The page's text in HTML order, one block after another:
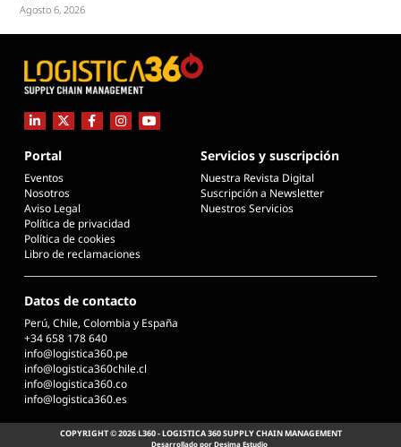
Agosto 6, 2026
Portal
Eventos
Nosotros
Aviso Legal
Política de privacidad
Política de cookies
Libro de reclamaciones
Servicios y suscripción
Nuestra Revista Digital
Suscripción a Newsletter
Nuestros Servicios
Datos de contacto
Perú, Chile, Colombia y España
+34 658 178 640
info@logistica360.pe
info@logistica360chile.cl
info@logistica360.co
info@logistica360.es
COPYRIGHT © 2026 L360 - LOGISTICA 360 SUPPLY CHAIN MANAGEMENT
Desarrollado por Desima Estudio